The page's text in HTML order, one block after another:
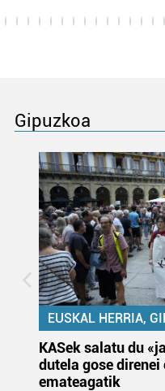
Gipuzkoa
EUSKAL HERRIA,
KASek salatu du
dutela gose
emateagatik